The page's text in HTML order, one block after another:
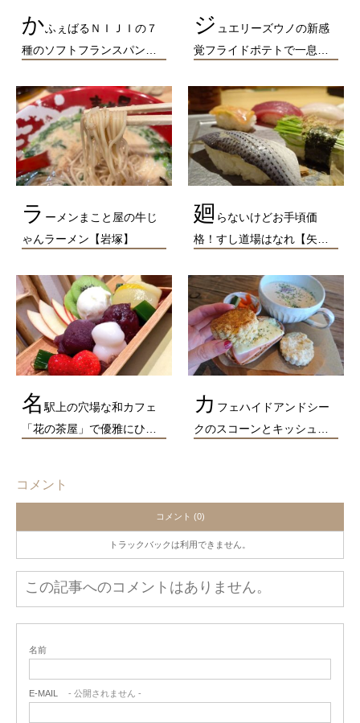
かふぇばるＮＩＪＩの７
種のソフトフランスパン…
ジ ュエリーズウノの新感
覚フライドポテトで一息…
ラ ーメンまこと屋の牛じ
ゃんラーメン【岩塚】
廻 らないけどお手頃価
格！すし道場はなれ【矢…
名 駅上の穴場な和カフェ
「花の茶屋」で優雅にひ…
カ フェハイドアンドシー
クのスコーンとキッシュ…
コメント
コメント (0)
トラックバックは利用できません。
この記事へのコメントはありません。
名前
E-MAIL - 公開されません -